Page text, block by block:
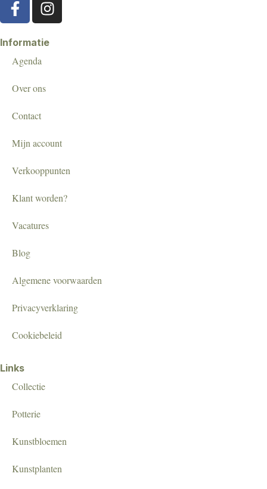
Informatie
Agenda
Over ons
Contact
Mijn account
Verkooppunten
Klant worden?
Vacatures
Blog
Algemene voorwaarden
Privacyverklaring
Cookiebeleid
Links
Collectie
Potterie
Kunstbloemen
Kunstplanten